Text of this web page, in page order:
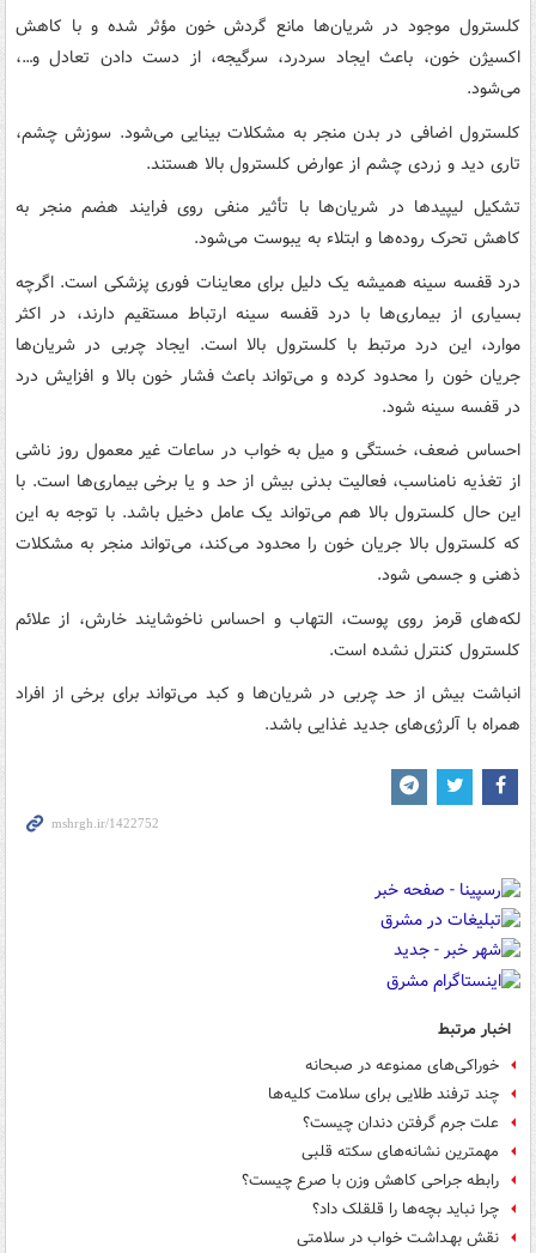
کلسترول موجود در شریان‌ها مانع گردش خون مؤثر شده و با کاهش
اکسیژن خون، باعث ایجاد سردرد، سرگیجه، از دست دادن تعادل و…،
می‌شود.
کلسترول اضافی در بدن منجر به مشکلات بینایی می‌شود. سوزش چشم،
تاری دید و زردی چشم از عوارض کلسترول بالا هستند.
تشکیل لیپیدها در شریان‌ها با تأثیر منفی روی فرایند هضم منجر به
کاهش تحرک روده‌ها و ابتلاء به یبوست می‌شود.
درد قفسه سینه همیشه یک دلیل برای معاینات فوری پزشکی است. اگرچه
بسیاری از بیماری‌ها با درد قفسه سینه ارتباط مستقیم دارند، در اکثر
موارد، این درد مرتبط با کلسترول بالا است. ایجاد چربی در شریان‌ها
جریان خون را محدود کرده و می‌تواند باعث فشار خون بالا و افزایش درد
در قفسه سینه شود.
احساس ضعف، خستگی و میل به خواب در ساعات غیر معمول روز ناشی
از تغذیه نامناسب، فعالیت بدنی بیش از حد و یا برخی بیماری‌ها است. با
این حال کلسترول بالا هم می‌تواند یک عامل دخیل باشد. با توجه به این
که کلسترول بالا جریان خون را محدود می‌کند، می‌تواند منجر به مشکلات
ذهنی و جسمی شود.
لکه‌های قرمز روی پوست، التهاب و احساس ناخوشایند خارش، از علائم
کلسترول کنترل نشده است.
انباشت بیش از حد چربی در شریان‌ها و کبد می‌تواند برای برخی از افراد
همراه با آلرژی‌های جدید غذایی باشد.
اخبار مرتبط
خوراکی‌های ممنوعه در صبحانه
چند ترفند طلایی برای سلامت کلیه‌ها
علت جرم گرفتن دندان چیست؟
مهمترین نشانه‌های سکته قلبی
رابطه جراحی کاهش وزن با صرع چیست؟
چرا نباید بچه‌ها را قلقلک داد؟
نقش بهـداشـت خواب در سلامتی